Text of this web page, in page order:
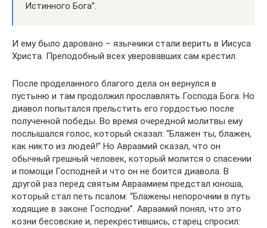
Истинного Бога”.
И ему было даровано – язычники стали верить в Иисуса
Христа. Преподобный всех уверовавших сам крестил.
После проделанного благого дела он вернулся в
пустыню и там продолжил прославлять Господа Бога. Но
диавол попытался прельстить его гордостью после
полученной победы. Во время очередной молитвы ему
послышался голос, который сказал: “Блажен ты, блажен,
как никто из людей!” Но Авраамий сказал, что он
обычный грешный человек, который молится о спасении
и помощи Господней и что он не боится диавола. В
другой раз перед святым Авраамием предстал юноша,
который стал петь псалом: “Блажены непорочнии в путь
ходящие в законе Господни”. Авраамий понял, что это
козни бесовские и, перекрестившись, старец спросил: